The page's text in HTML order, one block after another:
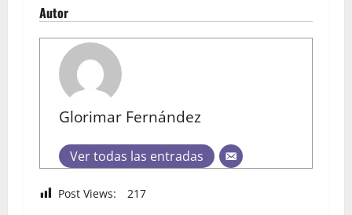
Autor
Glorimar Fernández
Ver todas las entradas
Post Views: 217